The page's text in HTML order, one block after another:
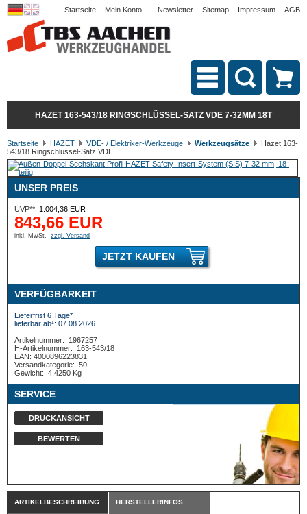
Startseite Mein Konto Newsletter Sitemap Impressum AGB
HAZET 163-543/18 RINGSCHLÜSSEL-SATZ VDE 7-32MM 18T
Startseite HAZET VDE- / Elektriker-Werkzeuge Werkzeugsätze
Hazet 163-
543/18 Ringschlüssel-Satz VDE ...
UNSER PREIS
UVP**: 1.004,36 EUR
843,66 EUR
inkl. MwSt. zzgl. Versand
JETZT KAUFEN
VERFÜGBARKEIT
Lieferfrist 6 Tage*
lieferbar ab¹: 07.08.2026
Artikelnummer:
1967257
H-Artikelnummer:
163-543/18
EAN: 4000896223831
Versandkategorie: 50
Gewicht: 4,4250 Kg
SERVICE
DRUCKANSICHT
BEWERTEN
ARTIKELBESCHREIBUNG HERSTELLERINFOS